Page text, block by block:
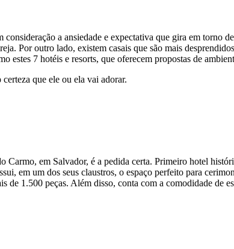
a ansiedade e expectativa que gira em torno
Por outro lado, existem casais que são mais
7 hotéis e resorts, que oferecem propostas de
que ele ou ela vai adorar.
Carmo, em Salvador, é a pedida certa. Primeiro hotel
em um dos seus claustros, o espaço perfeito para
1.500 peças. Além disso, conta com a comodidade de